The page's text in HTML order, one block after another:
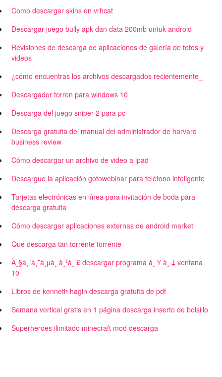
Como descargar skins en vrhcat
Descargar juego bully apk dan data 200mb untuk android
Revisiones de descarga de aplicaciones de galería de fotos y
videos
¿cómo encuentras los archivos descargados recientemente_
Descargador torren para windows 10
Descarga del juego sniper 2 para pc
Descarga gratuita del manual del administrador de harvard
business review
Cómo descargar un archivo de video a ipad
Descargue la aplicación gotowebinar para teléfono inteligente
Tarjetas electrónicas en línea para invitación de boda para
descarga gratuita
Cómo descargar aplicaciones externas de android market
Que descarga tan torrente torrente
À¸§à¸´à¸˜à¸µà¸ à¸²à¸ £ descargar programa à¸ ¥ à¸ ‡ ventana
10
Libros de kenneth hagin descarga gratuita de pdf
Semana vertical gratis en 1 página descarga inserto de bolsillo
Superheroes ilimitado minecraft mod descarga